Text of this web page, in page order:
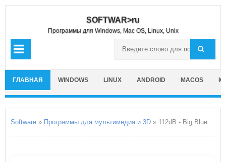
SOFTWAR>ru
Программы для Windows, Mac OS, Linux, Unix
ГЛАВНАЯ WINDOWS LINUX ANDROID MACOS
Software » Программы для мультимедиа и 3D » 112dB - Big Blue Limiter